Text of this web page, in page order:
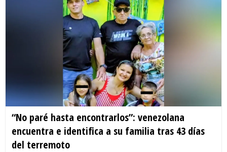
“No paré hasta encontrarlos”: venezolana
encuentra e identifica a su familia tras 43 días
del terremoto